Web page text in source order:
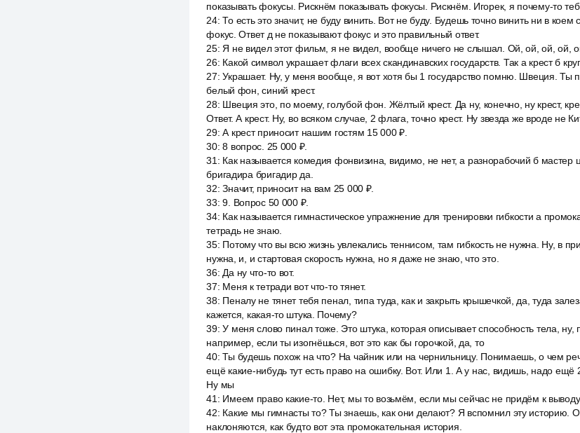
показывать фокусы. Рискнём показывать фокусы. Рискнём. Игорек, я почему-то
24:То есть это значит, не буду винить. Вот не буду. Будешь точно винить ни в
фокус. Ответ д не показывают фокус и это правильный ответ.
25: Я не видел этот фильм, я не видел, вообще ничего не слышал. Ой, ой, ой, ой,
26: Какой символ украшает флаги всех скандинавских государств. Так а крест б
27:Украшает. Ну, у меня вообще, я вот хотя бы 1 государство помню. Швеция. Ты
белый фон, синий крест.
28: Швеция это, по моему, голубой фон. Жёлтый крест. Да ну, конечно, ну крест,
Ответ. А крест. Ну, во всяком случае, 2 флага, точно крест. Ну звезда же вроде не
29:А крест приносит нашим гостям 15 000 ₽.
30:8 вопрос. 25 000 ₽.
31 : Как называется комедия фонвизина, видимо, не нет, а разнорабочий б мастер
бригадира бригадир да.
32:Значит, приносит на вам 25 000 ₽.
33:9. Вопрос 50 000 ₽.
34: Как называется гимнастическое упражнение для тренировки гибкости а
тетрадь не знаю.
35: Потому что вы всю жизнь увлекались теннисом, там гибкость не нужна. Ну, в
нужна, и, и стартовая скорость нужна, но я даже не знаю, что это.
36: Да ну что-то вот.
37: Меня к тетради вот что-то тянет.
38: Пеналу не тянет тебя пенал, типа туда, как и закрыть крышечкой, да, туда
кажется, какая-то штука. Почему?
39:У меня слово пинал тоже. Это штука, которая описывает способность тела, ну,
например, если ты изогнёшься, вот это как бы горочкой, да, то
40:Ты будешь похож на что? На чайник или на чернильницу. Понимаешь, о чем
ещё какие-нибудь тут есть право на ошибку. Вот. Или 1. А у нас, видишь, надо ещё
Ну мы
41 : Имеем право какие-то. Нет, мы то возьмём, если мы сейчас не придём к
42: Какие мы гимнасты то? Ты знаешь, как они делают? Я вспомнил эту историю.
наклоняются, как будто вот эта промокательная история.